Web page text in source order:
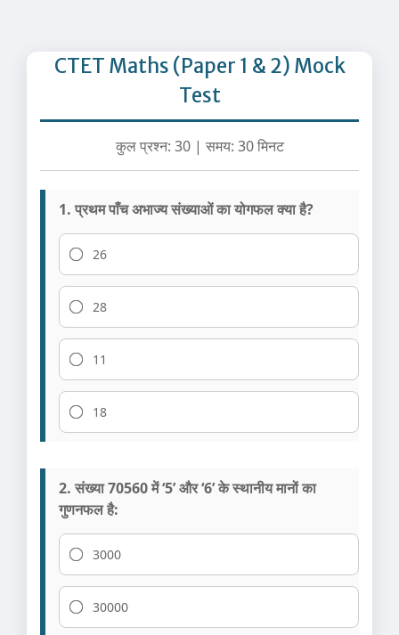
CTET Maths (Paper 1 & 2) Mock
Test
कुल प्रश्न: 30 | समय: 30 मिनट
1. प्रथम पाँच अभाज्य संख्याओं का योगफल क्या है?
26
28
11
18
2. संख्या 70560 में ‘5’ और ‘6’ के स्थानीय मानों का
गुणनफल है:
3000
30000